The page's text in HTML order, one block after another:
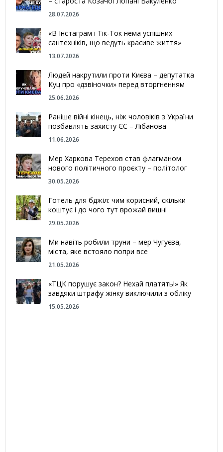
28.07.2026
«В Інстаграм і Тік-Ток нема успішних
сантехніків, що ведуть красиве життя»
13.07.2026
Людей накрутили проти Києва – депутатка
Куц про «дзвіночки» перед вторгненням
25.06.2026
Раніше війні кінець, ніж чоловіків з України
позбавлять захисту ЄС – Лібанова
11.06.2026
Мер Харкова Терехов став флагманом
нового політичного проєкту – політолог
30.05.2026
Готель для бджіл: чим корисний, скільки
коштує і до чого тут врожай вишні
29.05.2026
Ми навіть робили труни – мер Чугуєва,
міста, яке встояло попри все
21.05.2026
«ТЦК порушує закон? Нехай платять!» Як
завдяки штрафу жінку виключили з обліку
15.05.2026